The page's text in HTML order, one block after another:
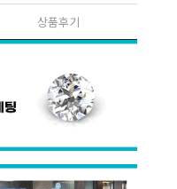
상품후기